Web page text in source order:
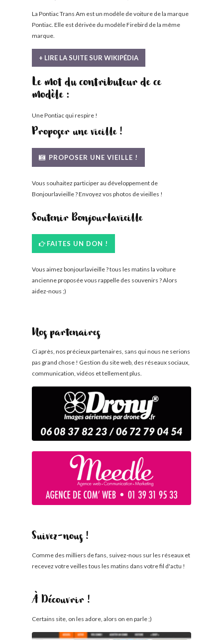
La Pontiac Trans Am est un modèle de voiture de la marque
Pontiac. Elle est dérivée du modèle Firebird de la même
marque.
+ LIRE LA SUITE SUR WIKIPÉDIA
Le mot du contributeur de ce
modèle :
Une Pontiac qui respire !
Proposer une vieille !
PROPOSER UNE VIEILLE !
Vous souhaitez participer au développement de
Bonjourlavieille ? Envoyez vos photos de vieilles !
Soutenir Bonjourlavieille
FAITES UN DON !
Vous aimez bonjourlavieille ? tous les matins la voiture
ancienne proposée vous rappelle des souvenirs ? Alors
aidez-nous ;)
Nos partenaires
Ci après, nos précieux partenaires, sans qui nous ne serions
pas grand chose ! Gestion du site web, des réseaux sociaux,
communication, vidéos et tellement plus.
Suivez-nous !
Comme des milliers de fans, suivez-nous sur les réseaux et
recevez votre veilles tous les matins dans votre fil d'actu !
À Découvrir !
Certains site, on les adore, alors on en parle ;)